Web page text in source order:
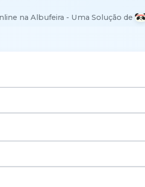
na Albufeira - Uma Solução de